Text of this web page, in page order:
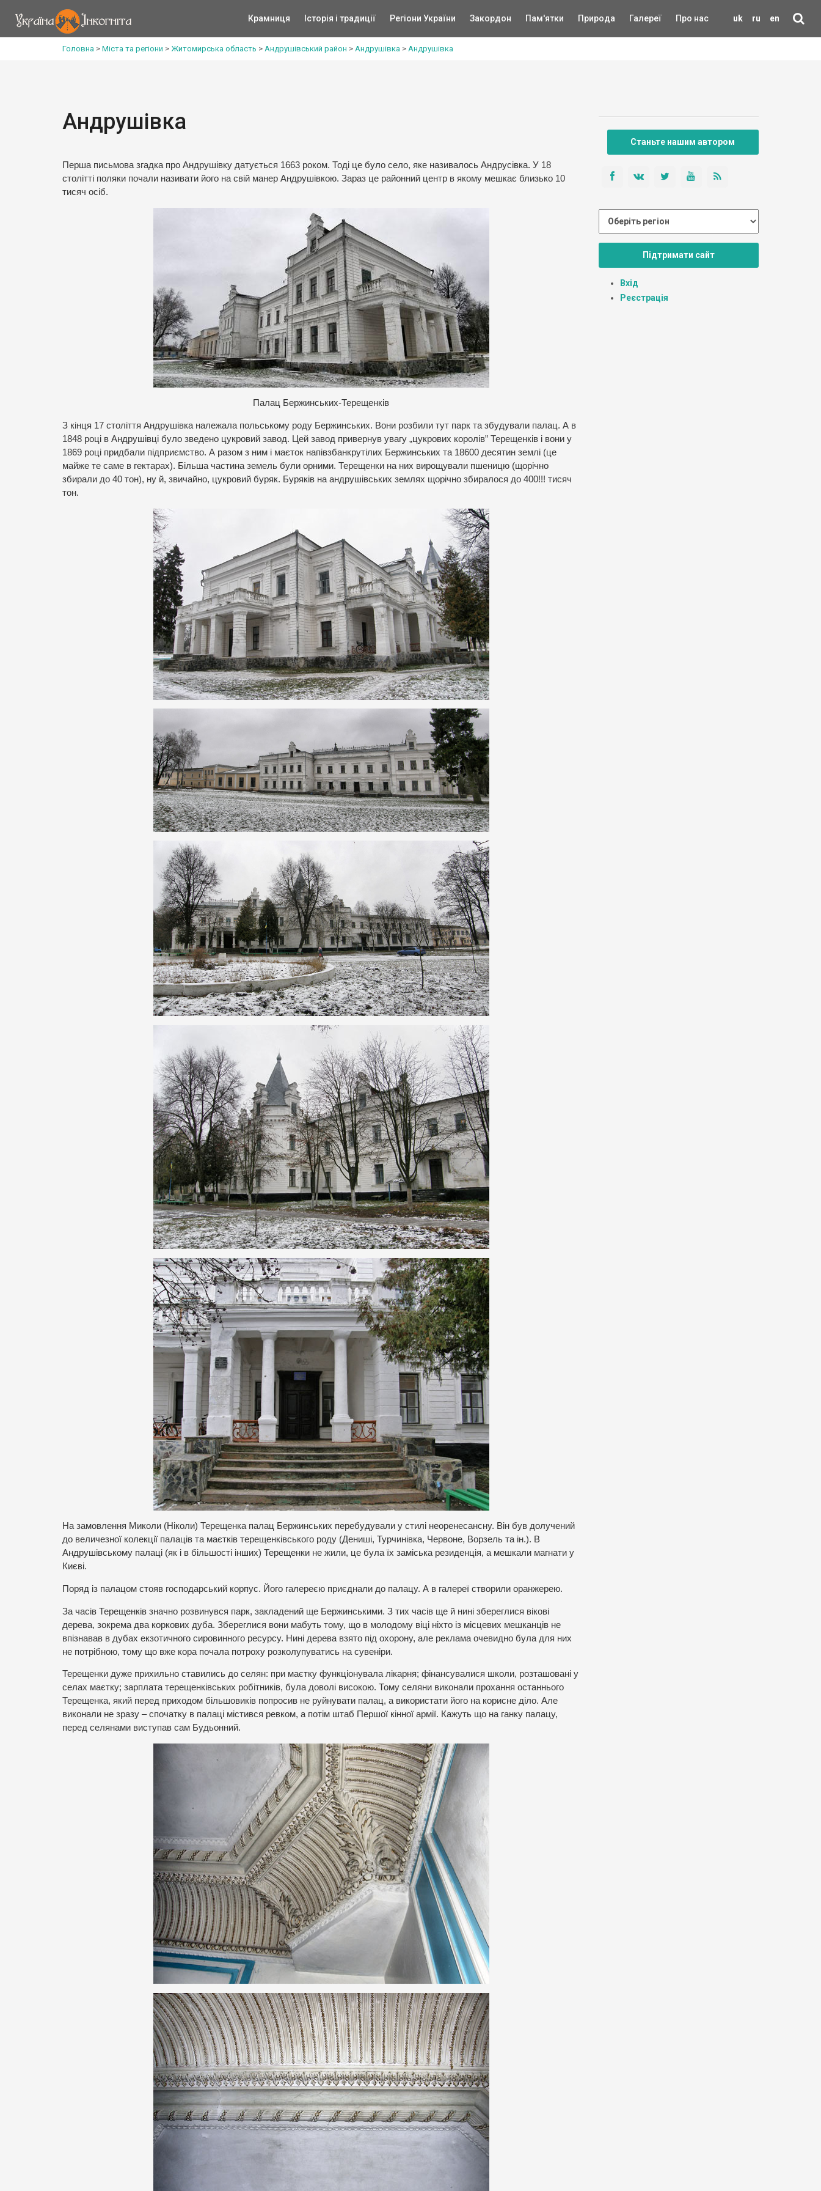
uk ru en
Крамниця Історія і традиції Регіони України Закордон Пам'ятки Природа Галереї Про нас
Головна > Міста та регіони > Житомирська область > Андрушівський район > Андрушівка > Андрушівка
Андрушівка
Перша письмова згадка про Андрушівку датується 1663 роком. Тоді це було село, яке називалось Андрусівка. У 18
столітті поляки почали називати його на свій манер Андрушівкою. Зараз це районний центр в якому мешкає близько 10
тисяч осіб.
Палац Бержинських-Терещенків
З кінця 17 століття Андрушівка належала польському роду Бержинських. Вони розбили тут парк та збудували палац. А в
1848 році в Андрушівці було зведено цукровий завод. Цей завод привернув увагу „цукрових королів” Терещенків і вони у
1869 році придбали підприємство. А разом з ним і маєток напівзбанкрутілих Бержинських та 18600 десятин землі (це
майже те саме в гектарах). Більша частина земель були орними. Терещенки на них вирощували пшеницю (щорічно
збирали до 40 тон), ну й, звичайно, цукровий буряк. Буряків на андрушівських землях щорічно збиралося до 400!!! тисяч
тон.
На замовлення Миколи (Ніколи) Терещенка палац Бержинських перебудували у стилі неоренесансну. Він був долучений
до величезної колекції палаців та маєтків терещенківського роду (Дениші, Турчинівка, Червоне, Ворзель та ін.). В
Андрушівському палаці (як і в більшості інших) Терещенки не жили, це була їх заміська резиденція, а мешкали магнати у
Києві.
Поряд із палацом стояв господарський корпус. Його галереєю приєднали до палацу. А в галереї створили оранжерею.
За часів Терещенків значно розвинувся парк, закладений ще Бержинськими. З тих часів ще й нині збереглися вікові
дерева, зокрема два коркових дуба. Збереглися вони мабуть тому, що в молодому віці ніхто із місцевих мешканців не
впізнавав в дубах екзотичного сировинного ресурсу. Нині дерева взято під охорону, але реклама очевидно була для них
не потрібною, тому що вже кора почала потроху розколупуватись на сувеніри.
Терещенки дуже прихильно ставились до селян: при маєтку функціонувала лікарня; фінансувалися школи, розташовані у
селах маєтку; зарплата терещенківських робітників, була доволі високою. Тому селяни виконали прохання останнього
Терещенка, який перед приходом більшовиків попросив не руйнувати палац, а використати його на корисне діло. Але
виконали не зразу – спочатку в палаці містився ревком, а потім штаб Першої кінної армії. Кажуть що на ганку палацу,
перед селянами виступав сам Будьонний.
Станьте нашим автором
Підтримати сайт
Вхід
Реєстрація